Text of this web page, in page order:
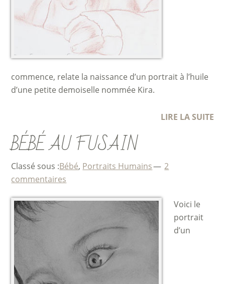
commence, relate la naissance d’un portrait à l’huile
d’une petite demoiselle nommée Kira.
LIRE LA SUITE
BÉBÉ AU FUSAIN
Classé sous :Bébé, Portraits Humains
2
commentaires
Voici le
portrait
d’un